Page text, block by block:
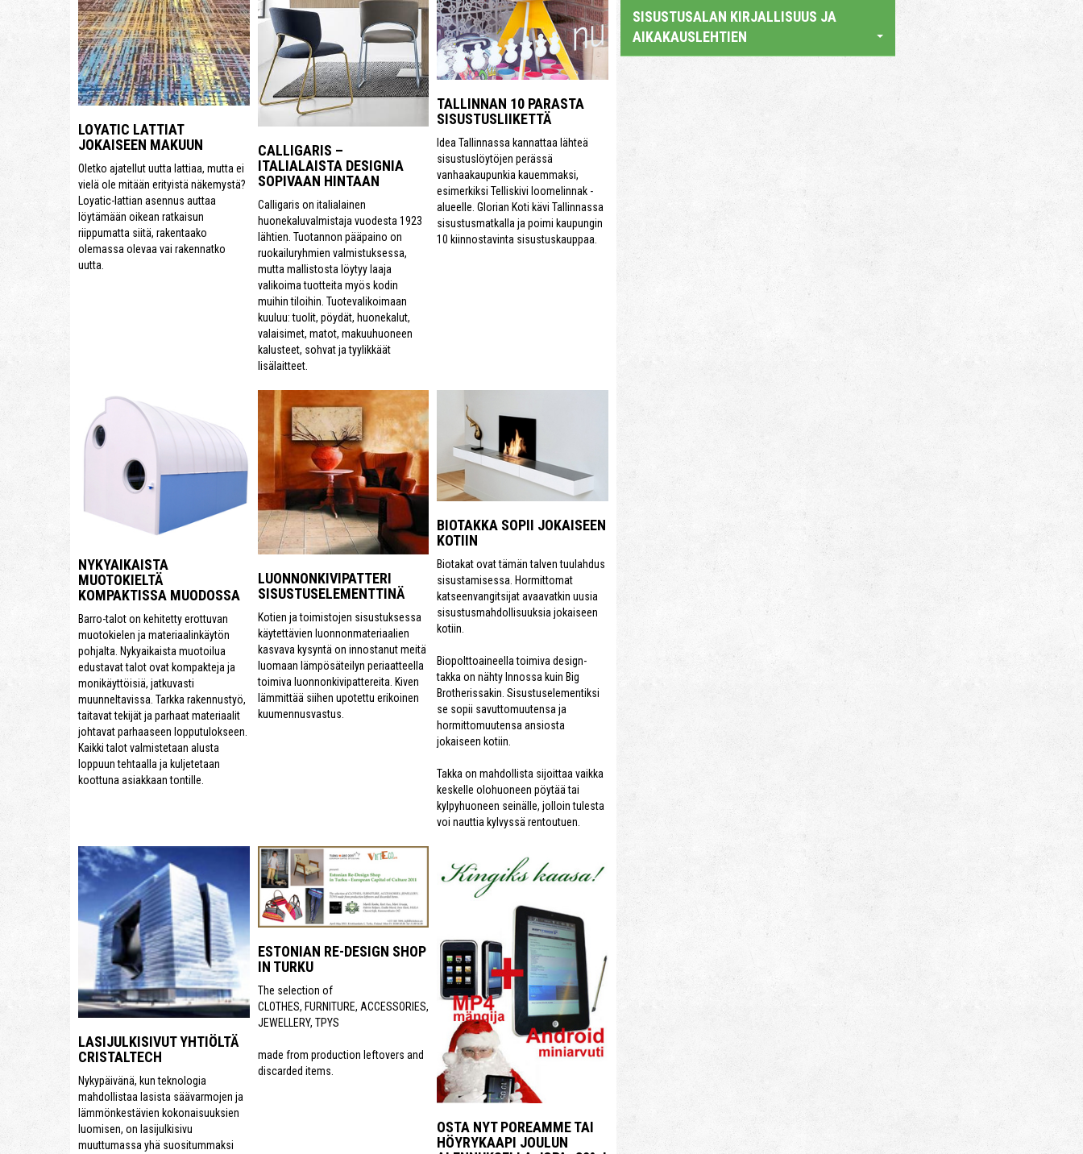
LOYATIC LATTIAT
JOKAISEEN MAKUUN
Oletko ajatellut uutta lattiaa, mutta ei
vielä ole mitään erityistä näkemystä?
Loyatic-lattian asennus auttaa
löytämään oikean ratkaisun
riippumatta siitä, rakentaako
olemassa olevaa vai rakennatko
uutta.
CALLIGARIS –
ITALIALAISTA DESIGNIA
SOPIVAAN HINTAAN
Calligaris on italialainen
huonekaluvalmistaja vuodesta 1923
lähtien. Tuotannon pääpaino on
ruokailuryhmien valmistuksessa,
mutta mallistosta löytyy laaja
valikoima tuotteita myös kodin
muihin tiloihin. Tuotevalikoimaan
kuuluu: tuolit, pöydät, huonekalut,
valaisimet, matot, makuuhuoneen
kalusteet, sohvat ja tyylikkäät
lisälaitteet.
TALLINNAN 10 PARASTA
SISUSTUSLIIKETTÄ
Idea Tallinnassa kannattaa lähteä
sisustuslöytöjen perässä
vanhaakaupunkia kauemmaksi,
esimerkiksi Telliskivi loomelinnak -
alueelle. Glorian Koti kävi Tallinnassa
sisustusmatkalla ja poimi kaupungin
10 kiinnostavinta sisustuskauppaa.
NYKYAIKAISTA
MUOTOKIELTÄ
KOMPAKTISSA MUODOSSA
Barro-talot on kehitetty erottuvan
muotokielen ja materiaalinkäytön
pohjalta. Nykyaikaista muotoilua
edustavat talot ovat kompakteja ja
monikäyttöisiä, jatkuvasti
muunneltavissa. Tarkka rakennustyö,
taitavat tekijät ja parhaat materiaalit
johtavat parhaaseen lopputulokseen.
Kaikki talot valmistetaan alusta
loppuun tehtaalla ja kuljetetaan
koottuna asiakkaan tontille.
LUONNONKIVIPATTERI
SISUSTUSELEMENTTINÄ
Kotien ja toimistojen sisustuksessa
käytettävien luonnonmateriaalien
kasvava kysyntä on innostanut meitä
luomaan lämpösäteilyn periaatteella
toimiva luonnonkivipattereita. Kiven
lämmittää siihen upotettu erikoinen
kuumennusvastus.
BIOTAKKA SOPII JOKAISEEN
KOTIIN
Biotakat ovat tämän talven tuulahdus
sisustamisessa. Hormittomat
katseenvangitsijat avaavatkin uusia
sisustusmahdollisuuksia jokaiseen
kotiin.
Biopolttoaineella toimiva design-
takka on nähty Innossa kuin Big
Brotherissakin. Sisustuselementiksi
se sopii savuttomuutensa ja
hormittomuutensa ansiosta
jokaiseen kotiin.
Takka on mahdollista sijoittaa vaikka
keskelle olohuoneen pöytää tai
kylpyhuoneen seinälle, jolloin tulesta
voi nauttia kylvyssä rentoutuen.
LASIJULKISIVUT YHTIÖLTÄ
CRISTALTECH
Nykypäivänä, kun teknologia
mahdollistaa lasista säävarmojen ja
lämmönkestävien kokonaisuuksien
luomisen, on lasijulkisivu
muuttumassa yhä suositummaksi
ESTONIAN RE-DESIGN SHOP
IN TURKU
The selection of
CLOTHES, FURNITURE, ACCESSORIES,
JEWELLERY, TPYS
made from production leftovers and
discarded items.
OSTA NYT POREAMME TAI
HÖYRYKAAPI JOULUN
SISUSTUSALAN KIRJALLISUUS JA
AIKAKAUSLEHTIEN